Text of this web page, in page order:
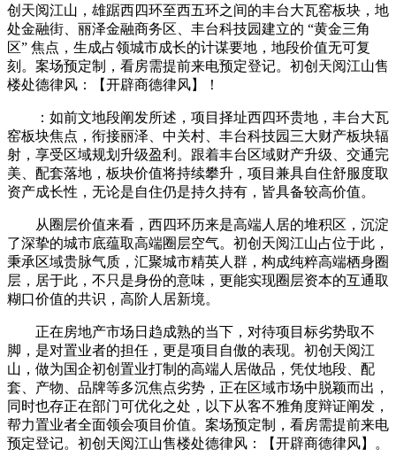
创天阅江山，雄踞西四环至西五环之间的丰台大瓦窑板块，地
处金融街、丽泽金融商务区、丰台科技园建立的 “黄金三角
区” 焦点，生成占领城市成长的计谋要地，地段价值无可复
刻。案场预定制，看房需提前来电预定登记。初创天阅江山售
楼处德律风：【开辟商德律风】！
：如前文地段阐发所述，项目择址西四环贵地，丰台大瓦
窑板块焦点，衔接丽泽、中关村、丰台科技园三大财产板块辐
射，享受区域规划升级盈利。跟着丰台区域财产升级、交通完
美、配套落地，板块价值将持续攀升，项目兼具自住舒服度取
资产成长性，无论是自住仍是持久持有，皆具备较高价值。
从圈层价值来看，西四环历来是高端人居的堆积区，沉淀
了深挚的城市底蕴取高端圈层空气。初创天阅江山占位于此，
秉承区域贵脉气质，汇聚城市精英人群，构成纯粹高端栖身圈
层，居于此，不只是身份的意味，更能实现圈层资本的互通取
糊口价值的共识，高阶人居新境。
正在房地产市场日趋成熟的当下，对待项目标劣势取不
脚，是对置业者的担任，更是项目自傲的表现。初创天阅江
山，做为国企初创置业打制的高端人居做品，凭仗地段、配
套、产物、品牌等多沉焦点劣势，正在区域市场中脱颖而出，
同时也存正在部门可优化之处，以下从客不雅角度辩证阐发，
帮力置业者全面领会项目价值。案场预定制，看房需提前来电
预定登记。初创天阅江山售楼处德律风：【开辟商德律风】。